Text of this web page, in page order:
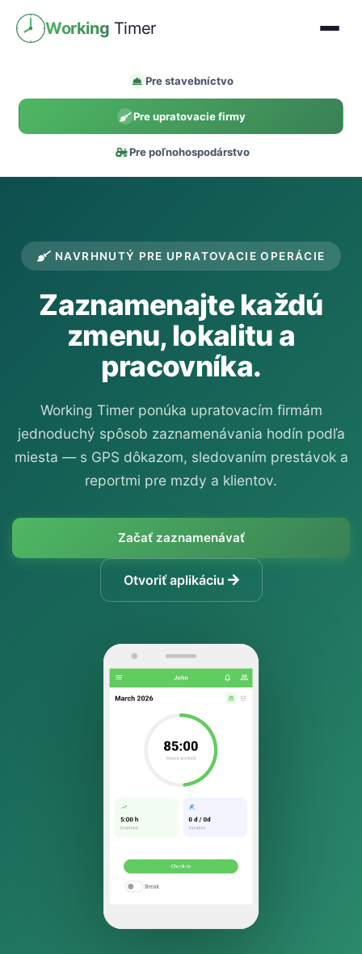
Working Timer
Pre stavebníctvo
Pre upratovacie firmy
Pre poľnohospodárstvo
NAVRHNUTÝ PRE UPRATOVACIE OPERÁCIE
Zaznamenajte každú
zmenu, lokalitu a
pracovníka.
Working Timer ponúka upratovacím firmám
jednoduchý spôsob zaznamenávania hodín podľa
miesta — s GPS dôkazom, sledovaním prestávok a
reportmi pre mzdy a klientov.
Začať zaznamenávať
Otvoriť aplikáciu